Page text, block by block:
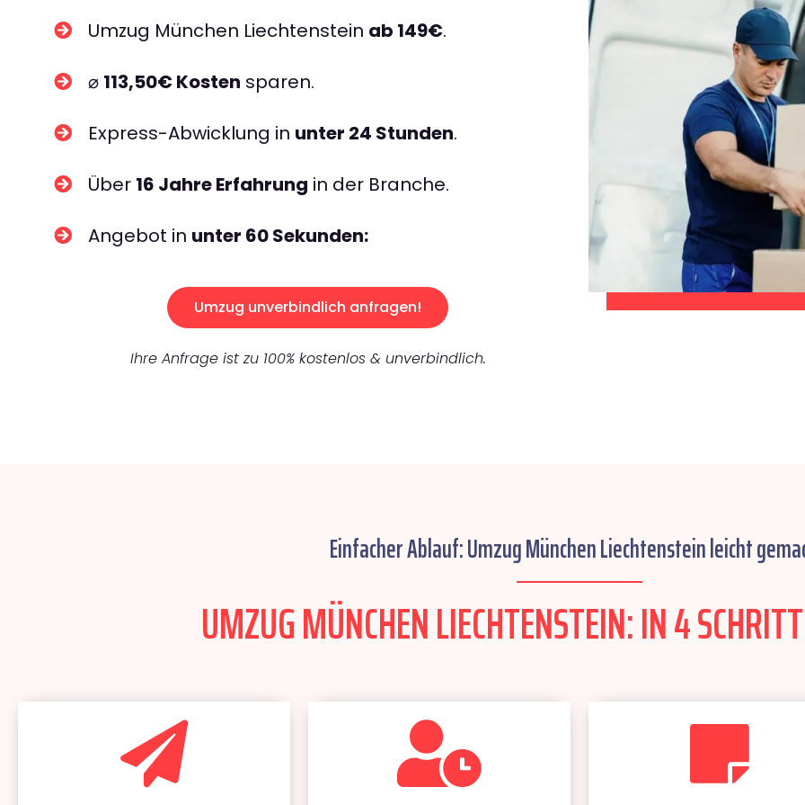
Umzug München Liechtenstein ab 149€.
⌀ 113,50€ Kosten sparen.
Express-Abwicklung in unter 24 Stunden.
Über 16 Jahre Erfahrung in der Branche.
Angebot in unter 60 Sekunden:
Umzug unverbindlich anfragen!
Ihre Anfrage ist zu 100% kostenlos & unverbindlich.
Einfacher Ablauf: Umzug München Liechtenstein leicht
UMZUG MÜNCHEN LIECHTENSTEIN: IN 4